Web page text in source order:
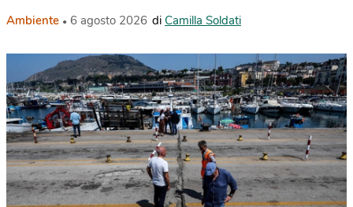
Ambiente 6 agosto 2026 di Camilla Soldati